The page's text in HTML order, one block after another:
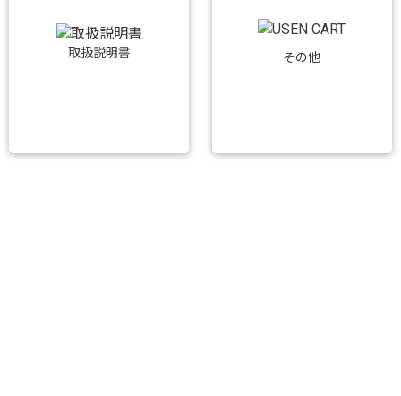
取扱説明書 その他